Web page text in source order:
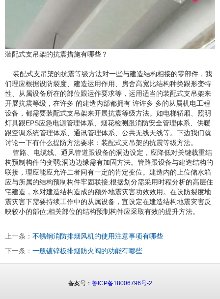
装配式支吊架的抗震措施有哪些？
装配式支吊架的抗震等级方法对一些与建造结构相接的零部件，我
们理应根据设防裂度、建造运用作用、房舍高宽比结构种类跟形变特
性、从属设备所在的部位跟运作要求等，运用适当的装配式支吊架来
开展抗震等级，在许多 的建造內部都拥有 许许多 多的从属机电工程
设备，都需要装配式支吊架来开展抗震等级方法。如电梯轿厢、照明
灯具跟EPS应急电源管理体系、烟花检测跟消防安全管理体系、供暖
跟空调系统管理体系、通讯管理体系、公共无线天线等。下边我们就
讨论一下有什么提防方法要求：装配式支吊架的抗震等级方法。
管路、电缆线、通风管道跟设备的洞边设定，应降低对关键载重结
构预制构件的变弱;洞边边缘需有加固方法。管路跟设备与建造结构的
联接，理应能应允许二者间有一定的肯定变位。建造内的上位储水箱
应与所属的结构预制构件牢固联接;根据划分需采用时程分析的高层住
宅建造，水对建造结构造成的额外地震灾害功效效用。在设防裂度地
震灾害下需要持续工作中的从属设备，宜设定在建造结构地震灾害反
映较小的部位;相关部位的结构预制构件应采取有效的提升方法。
上一条： 不锈钢消防排烟风机的使用注意事项有哪些
下一条： 一般镀锌板排烟防火阀的功能有哪些
备案号： 鲁ICP备18006796号-2